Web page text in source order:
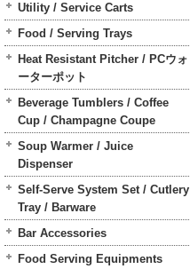
Utility / Service Carts
Food / Serving Trays
Heat Resistant Pitcher / PCウォ
ーターポット
Beverage Tumblers / Coffee
Cup / Champagne Coupe
Soup Warmer / Juice
Dispenser
Self-Serve System Set / Cutlery
Tray / Barware
Bar Accessories
Food Serving Equipments